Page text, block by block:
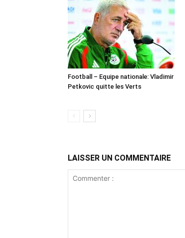
Football – Equipe nationale: Vladimir
Petkovic quitte les Verts
LAISSER UN COMMENTAIRE